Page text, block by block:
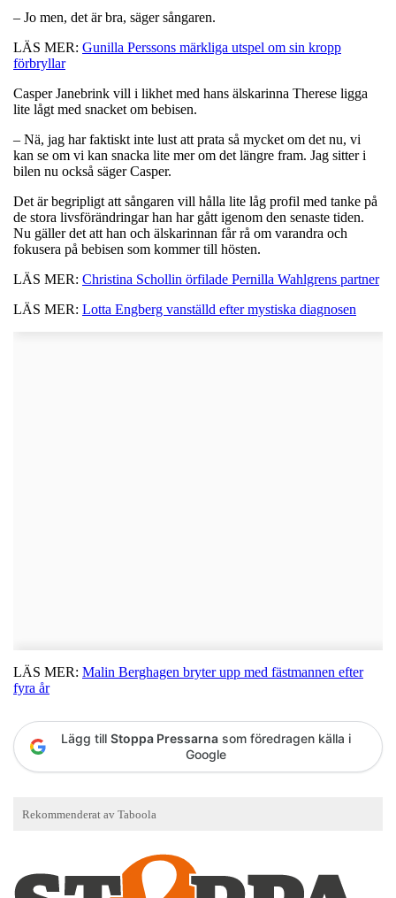
– Jo men, det är bra, säger sångaren.
LÄS MER: Gunilla Perssons märkliga utspel om sin kropp
förbryllar
Casper Janebrink vill i likhet med hans älskarinna Therese ligga
lite lågt med snacket om bebisen.
– Nä, jag har faktiskt inte lust att prata så mycket om det nu, vi
kan se om vi kan snacka lite mer om det längre fram. Jag sitter i
bilen nu också säger Casper.
Det är begripligt att sångaren vill hålla lite låg profil med tanke på
de stora livsförändringar han har gått igenom den senaste tiden.
Nu gäller det att han och älskarinnan får rå om varandra och
fokusera på bebisen som kommer till hösten.
LÄS MER: Christina Schollin örfilade Pernilla Wahlgrens partner
LÄS MER: Lotta Engberg vanställd efter mystiska diagnosen
LÄS MER: Malin Berghagen bryter upp med fästmannen efter
fyra år
Lägg till Stoppa Pressarna som föredragen källa i
Google